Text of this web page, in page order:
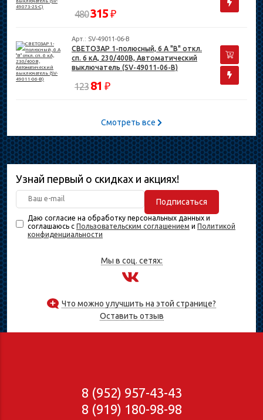
480315 ₽
Арт.: SV-49011-06-B
СВЕТОЗАР 1-полюсный, 6 A "B" откл.
сп. 6 кА, 230/400В, Автоматический
выключатель (SV-49011-06-B)
123 81 ₽
Смотреть все
Узнай первый о скидках и акциях!
Подписаться
Даю согласие на обработку персональных данных и
соглашаюсь с Пользовательским соглашением и Политикой
конфиденциальности
Мы в соц. сетях:
Что можно улучшить на этой странице?
Оставить отзыв
8 (952) 957-43-43
8 (919) 180-98-98